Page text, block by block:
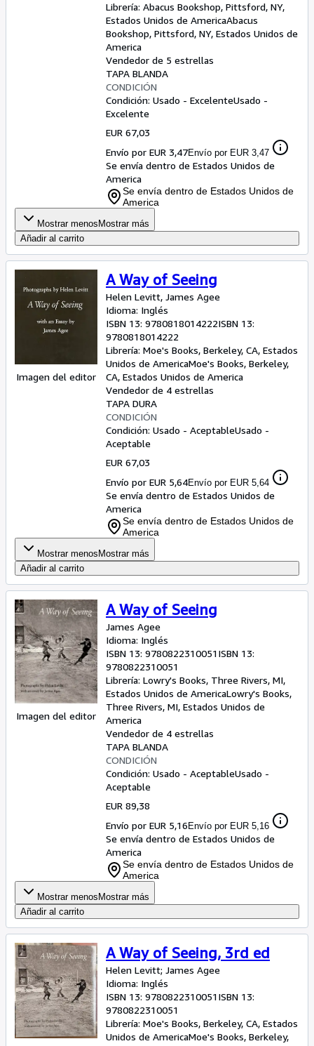
Librería: Abacus Bookshop, Pittsford, NY,
Estados Unidos de AmericaAbacus
Bookshop, Pittsford, NY, Estados Unidos de
America
Vendedor de 5 estrellas
TAPA BLANDA
CONDICIÓN
Condición: Usado - ExcelenteUsado -
Excelente
EUR 67,03
Envío por EUR 3,47Envío por EUR 3,47
Se envía dentro de Estados Unidos de
America
Se envía dentro de Estados Unidos de
America
Mostrar menos Mostrar más
Añadir al carrito
Imagen del editor
A Way of Seeing
Helen Levitt, James Agee
Idioma: Inglés
ISBN 13: 9780818014222ISBN 13:
9780818014222
Librería: Moe's Books, Berkeley, CA, Estados
Unidos de AmericaMoe's Books, Berkeley,
CA, Estados Unidos de America
Vendedor de 4 estrellas
TAPA DURA
CONDICIÓN
Condición: Usado - AceptableUsado -
Aceptable
EUR 67,03
Envío por EUR 5,64Envío por EUR 5,64
Se envía dentro de Estados Unidos de
America
Se envía dentro de Estados Unidos de
America
Mostrar menos Mostrar más
Añadir al carrito
Imagen del editor
A Way of Seeing
James Agee
Idioma: Inglés
ISBN 13: 9780822310051ISBN 13:
9780822310051
Librería: Lowry's Books, Three Rivers, MI,
Estados Unidos de AmericaLowry's Books,
Three Rivers, MI, Estados Unidos de
America
Vendedor de 4 estrellas
TAPA BLANDA
CONDICIÓN
Condición: Usado - AceptableUsado -
Aceptable
EUR 89,38
Envío por EUR 5,16Envío por EUR 5,16
Se envía dentro de Estados Unidos de
America
Se envía dentro de Estados Unidos de
America
Mostrar menos Mostrar más
Añadir al carrito
A Way of Seeing, 3rd ed
Helen Levitt; James Agee
Idioma: Inglés
ISBN 13: 9780822310051ISBN 13:
9780822310051
Librería: Moe's Books, Berkeley, CA, Estados
Unidos de AmericaMoe's Books, Berkeley,